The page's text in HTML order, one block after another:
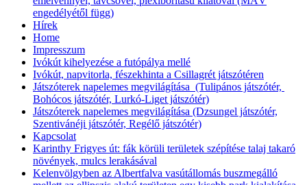
engedélyétől függ)
Hírek
Home
Impresszum
Ivókút kihelyezése a futópálya mellé
Ivókút, napvitorla, fészekhinta a Csillagrét játszótéren
Játszóterek napelemes megvilágítása (Tulipános játszótér,
Bohócos játszótér, Lurkó-Liget játszótér)
Játszóterek napelemes megvilágítása (Dzsungel játszótér,
Szentivánéji játszótér, Regélő játszótér)
Kapcsolat
Karinthy Frigyes út: fák körüli területek szépítése talaj takaró
növények, mulcs lerakásával
Kelenvölgyben az Albertfalva vasútállomás buszmegálló